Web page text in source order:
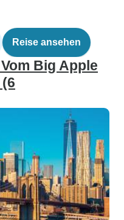
Reise ansehen
Big Apple